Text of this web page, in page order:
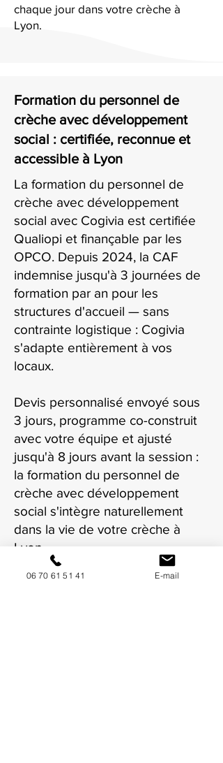
chaque jour dans votre crèche à
Lyon.
Formation du personnel de
crèche avec développement
social : certifiée, reconnue et
accessible à Lyon
La formation du personnel de
crèche avec développement
social avec Cogivia est certifiée
Qualiopi et finançable par les
OPCO. Depuis 2024, la CAF
indemnise jusqu'à 3 journées de
formation par an pour les
structures d'accueil — sans
contrainte logistique : Cogivia
s'adapte entièrement à vos
locaux.
Devis personnalisé envoyé sous
3 jours, programme co-construit
avec votre équipe et ajusté
jusqu'à 8 jours avant la session :
la formation du personnel de
crèche avec développement
social s'intègre naturellement
dans la vie de votre crèche à
Lyon.
06 70 61 51 41 E-mail